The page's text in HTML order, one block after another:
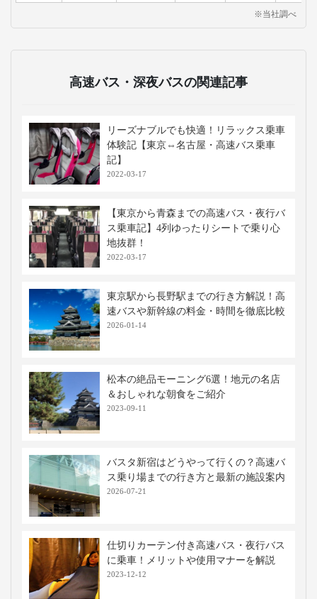
※当社調べ
高速バス・深夜バスの関連記事
リーズナブルでも快適！リラックス乗車
体験記【東京⇔名古屋・高速バス乗車
記】
2022-03-17
【東京から青森までの高速バス・夜行バ
ス乗車記】4列ゆったりシートで乗り心
地抜群！
2022-03-17
東京駅から長野駅までの行き方解説！高
速バスや新幹線の料金・時間を徹底比較
2026-01-14
松本の絶品モーニング6選！地元の名店
＆おしゃれな朝食をご紹介
2023-09-11
バスタ新宿はどうやって行くの？高速バ
ス乗り場までの行き方と最新の施設案内
2026-07-21
仕切りカーテン付き高速バス・夜行バス
に乗車！メリットや使用マナーを解説
2023-12-12